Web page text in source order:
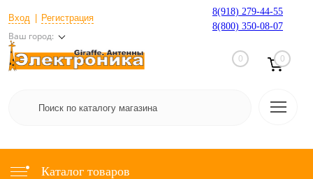
Вход Регистрация
Ваш город:
8(918) 279-44-55
8(800) 350-08-07
0 0
Каталог товаров